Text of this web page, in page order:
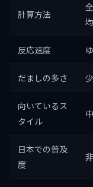
計算方法
均
反応速度
だましの多さ
向いているス
タイル
日本での普及
度